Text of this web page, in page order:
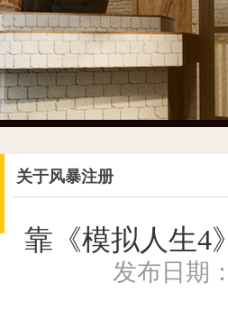
关于风暴注册
靠《模拟人生4
发布日期